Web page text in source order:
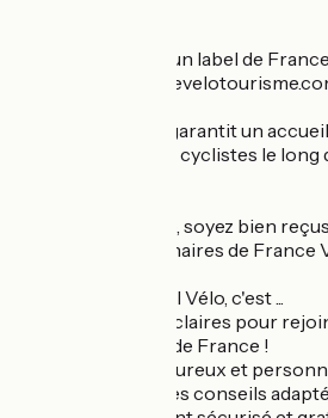
*Accueil Vélo est un label de
https://
Ce label national garantit un
qualité auprès des cyclistes le
Avec Accueil Vélo, soyez bien
de services partenaires de France
Choisir un Accueil Vélo, c'est ...
- Des indications claires pour
les Accueil Vélos de France !
- Un accueil chaleureux et
informations et des conseils